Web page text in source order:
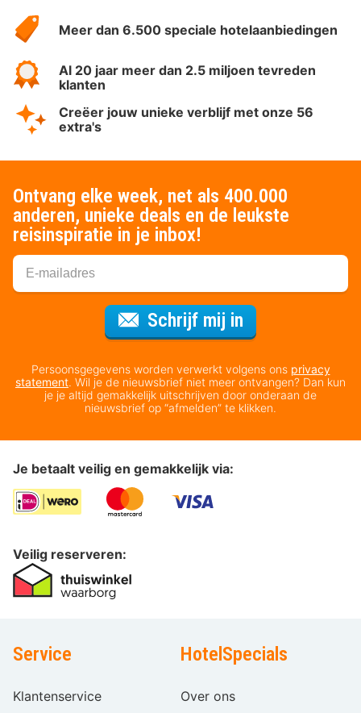
HotelSpecials
Meer dan 6.500 speciale hotelaanbiedingen
Al 20 jaar meer dan 2.5 miljoen tevreden
klanten
Creëer jouw unieke verblijf met onze 56
extra's
Ontvang elke week, net als 400.000
anderen, unieke deals en de leukste
reisinspiratie in je inbox!
Schrijf mij in
Persoonsgegevens worden verwerkt volgens ons privacy
statement. Wil je de nieuwsbrief niet meer ontvangen? Dan kun
je je altijd gemakkelijk uitschrijven door onderaan de
nieuwsbrief op “afmelden” te klikken.
Je betaalt veilig en gemakkelijk via:
Veilig reserveren:
Service
Klantenservice
HotelSpecials
Over ons